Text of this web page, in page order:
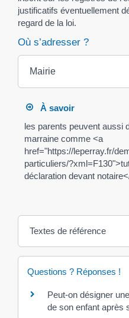
justificatifs éventuellement
regard de la loi.
Où s’adresser ?
Mairie
À savoir
les parents peuvent aussi
marraine comme <a
href="https://leperray.fr/
particuliers/
déclaration devant
Textes de référence
Questions ? Réponses !
Peut-on désigner
de son enfant après